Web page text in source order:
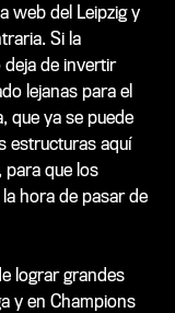
web del Leipzig y
Si la
deja de invertir
lejanas para el
que ya se puede
estructuras aquí
para que los
hora de pasar de
lograr grandes
y en Champions